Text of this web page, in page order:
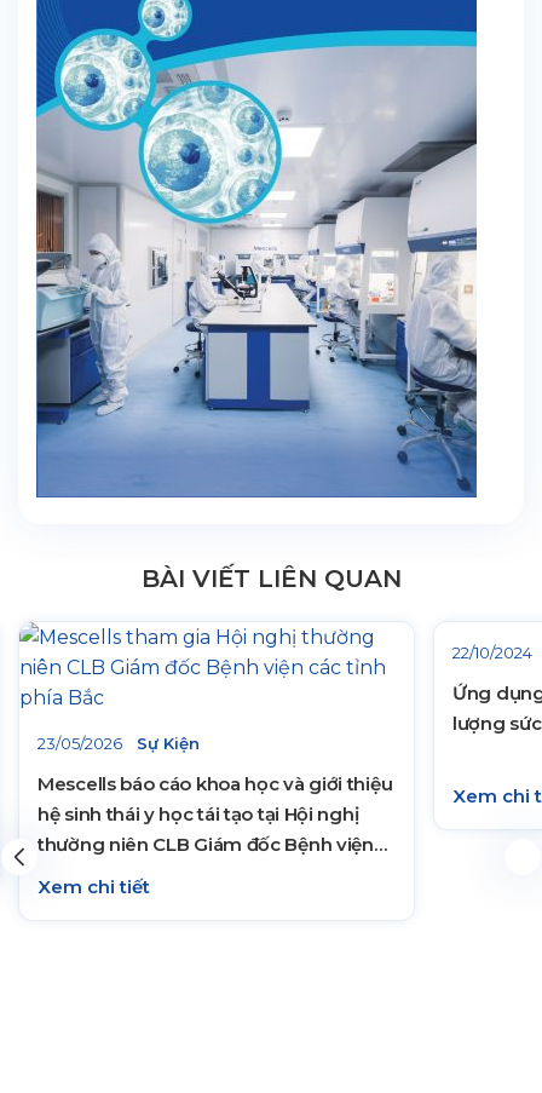
BÀI VIẾT LIÊN QUAN
23/05/2026 Sự Kiện
Mescells báo cáo khoa học và giới thiệu
hệ sinh thái y học tái tạo tại Hội nghị
thường niên CLB Giám đốc Bệnh viện
các tỉnh phía Bắc năm 2026
Xem chi tiết
22/10/2024
Ứng
lượng
Xem chi